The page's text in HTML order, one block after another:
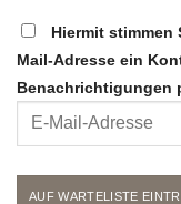
Hiermit stimmen
Mail-Adresse ein
Benachrichtigungen
Geben
AUF WARTELISTE